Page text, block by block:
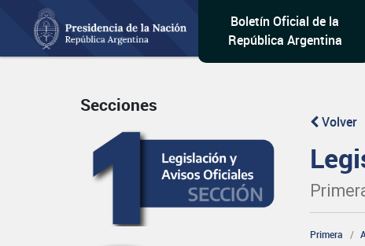
Boletín Oficial de la
República Argentina
Secciones
Volver
Primera